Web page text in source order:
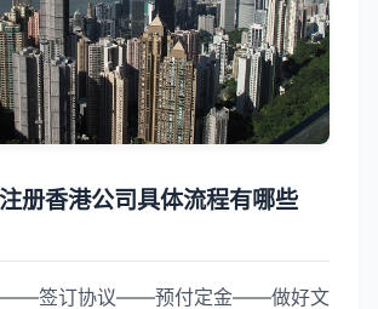
香港公司具体流程有哪些
签订协议——预付定金——做好文